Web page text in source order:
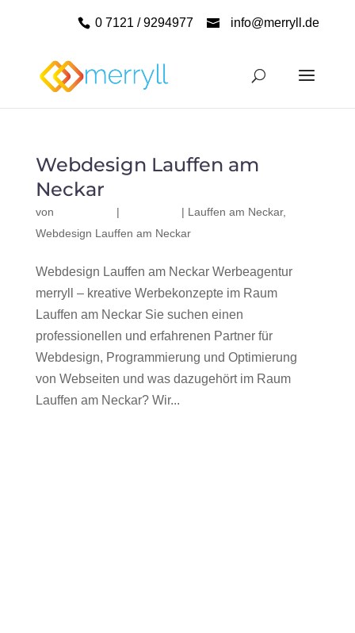
0 7121 / 9294977 info@merryll.de
Webdesign Lauffen am
Neckar
von | | Lauffen am Neckar,
Webdesign Lauffen am Neckar
Webdesign Lauffen am Neckar Werbeagentur
merryll – kreative Werbekonzepte im Raum
Lauffen am Neckar Sie suchen einen
professionellen und erfahrenen Partner für
Webdesign, Programmierung und Optimierung
von Webseiten und was dazugehört im Raum
Lauffen am Neckar? Wir...